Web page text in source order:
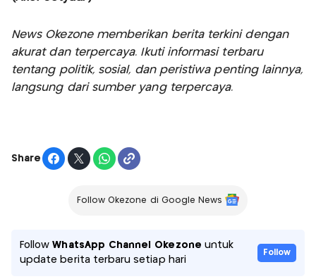
News Okezone memberikan berita terkini dengan
akurat dan terpercaya. Ikuti informasi terbaru
tentang politik, sosial, dan peristiwa penting lainnya,
langsung dari sumber yang terpercaya.
Share
Follow Okezone di Google News
FollowWhatsApp Channel Okezone untuk
update berita terbaru setiap hari
Follow